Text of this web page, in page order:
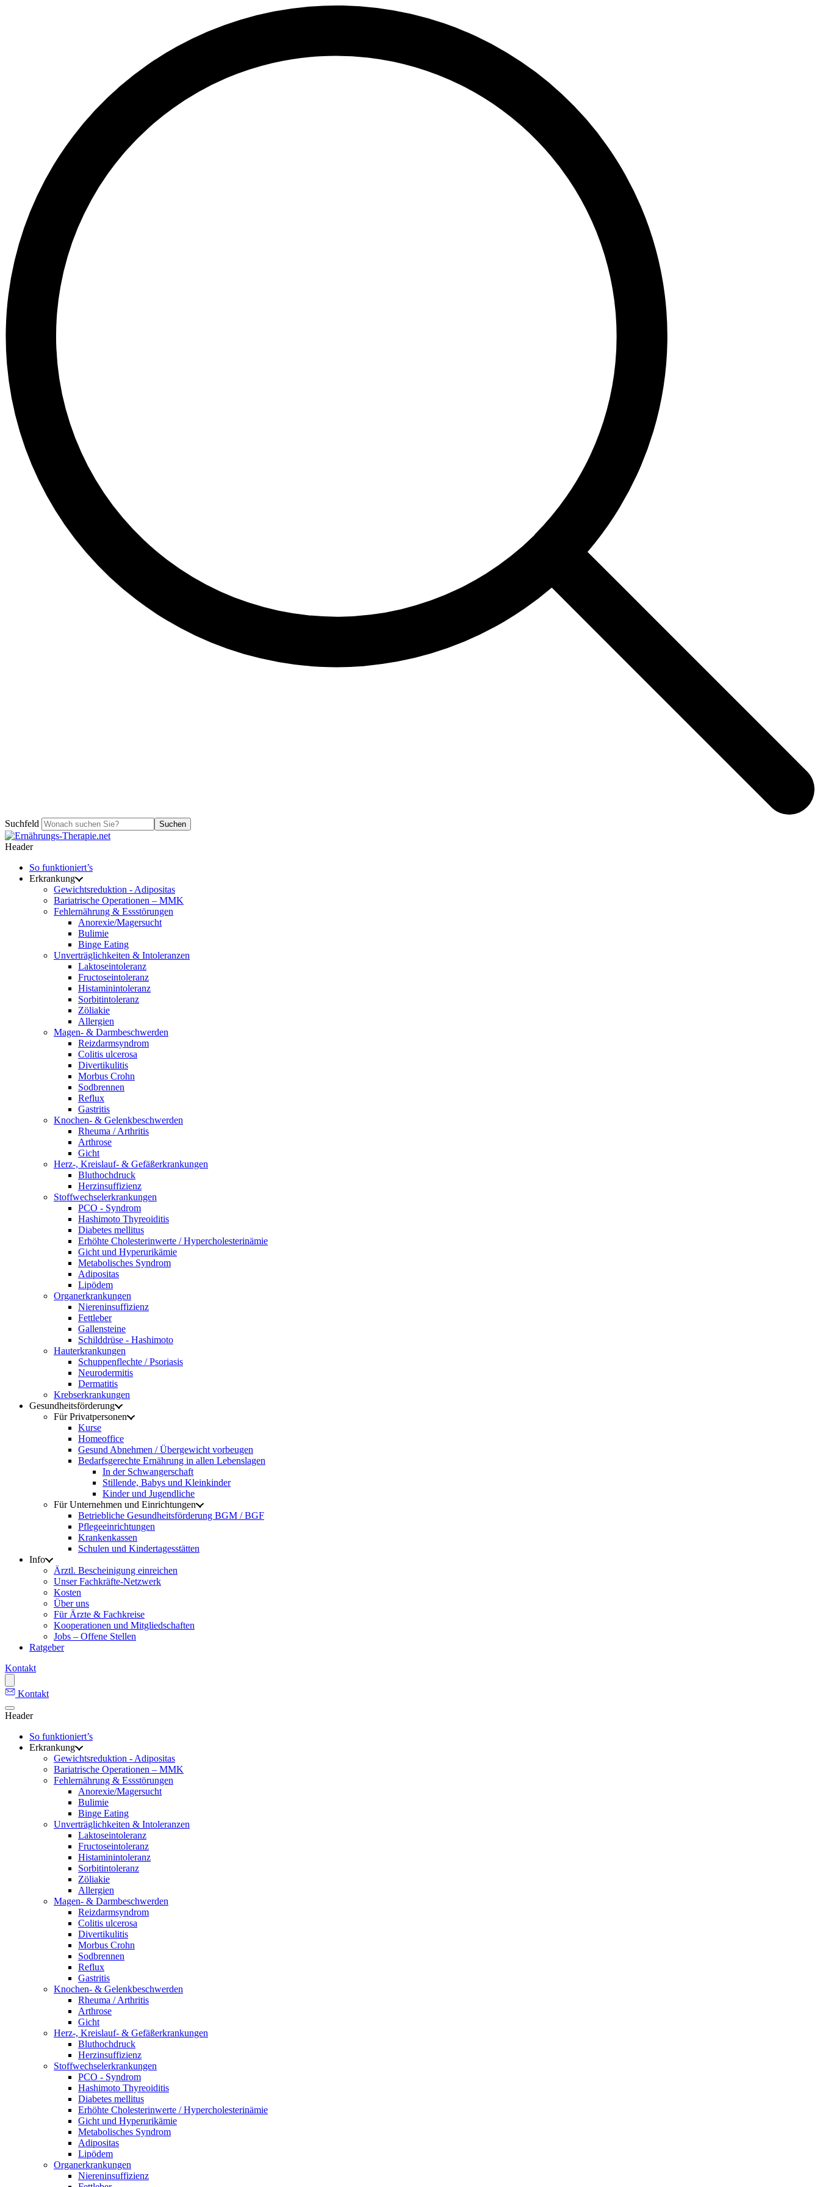
Suchfeld Suchen
Header
So funktioniert’s
Erkrankung
Gewichtsreduktion - Adipositas
Bariatrische Operationen – MMK
Fehlernährung & Essstörungen
Anorexie/Magersucht
Bulimie
Binge Eating
Unverträglichkeiten & Intoleranzen
Laktoseintoleranz
Fructoseintoleranz
Histaminintoleranz
Sorbitintoleranz
Zöliakie
Allergien
Magen- & Darmbeschwerden
Reizdarmsyndrom
Colitis ulcerosa
Divertikulitis
Morbus Crohn
Sodbrennen
Reflux
Gastritis
Knochen- & Gelenkbeschwerden
Rheuma / Arthritis
Arthrose
Gicht
Herz-, Kreislauf- & Gefäßerkrankungen
Bluthochdruck
Herzinsuffizienz
Stoffwechselerkrankungen
PCO - Syndrom
Hashimoto Thyreoiditis
Diabetes mellitus
Erhöhte Cholesterinwerte / Hypercholesterinämie
Gicht und Hyperurikämie
Metabolisches Syndrom
Adipositas
Lipödem
Organerkrankungen
Niereninsuffizienz
Fettleber
Gallensteine
Schilddrüse - Hashimoto
Hauterkrankungen
Schuppenflechte / Psoriasis
Neurodermitis
Dermatitis
Krebserkrankungen
Gesundheitsförderung
Für Privatpersonen
Kurse
Homeoffice
Gesund Abnehmen / Übergewicht vorbeugen
Bedarfsgerechte Ernährung in allen Lebenslagen
In der Schwangerschaft
Stillende, Babys und Kleinkinder
Kinder und Jugendliche
Für Unternehmen und Einrichtungen
Betriebliche Gesundheitsförderung BGM / BGF
Pflegeeinrichtungen
Krankenkassen
Schulen und Kindertagesstätten
Info
Ärztl. Bescheinigung einreichen
Unser Fachkräfte-Netzwerk
Kosten
Über uns
Für Ärzte & Fachkreise
Kooperationen und Mitgliedschaften
Jobs – Offene Stellen
Ratgeber
Kontakt
Kontakt
Header
So funktioniert’s
Erkrankung
Gewichtsreduktion - Adipositas
Bariatrische Operationen – MMK
Fehlernährung & Essstörungen
Anorexie/Magersucht
Bulimie
Binge Eating
Unverträglichkeiten & Intoleranzen
Laktoseintoleranz
Fructoseintoleranz
Histaminintoleranz
Sorbitintoleranz
Zöliakie
Allergien
Magen- & Darmbeschwerden
Reizdarmsyndrom
Colitis ulcerosa
Divertikulitis
Morbus Crohn
Sodbrennen
Reflux
Gastritis
Knochen- & Gelenkbeschwerden
Rheuma / Arthritis
Arthrose
Gicht
Herz-, Kreislauf- & Gefäßerkrankungen
Bluthochdruck
Herzinsuffizienz
Stoffwechselerkrankungen
PCO - Syndrom
Hashimoto Thyreoiditis
Diabetes mellitus
Erhöhte Cholesterinwerte / Hypercholesterinämie
Gicht und Hyperurikämie
Metabolisches Syndrom
Adipositas
Lipödem
Organerkrankungen
Niereninsuffizienz